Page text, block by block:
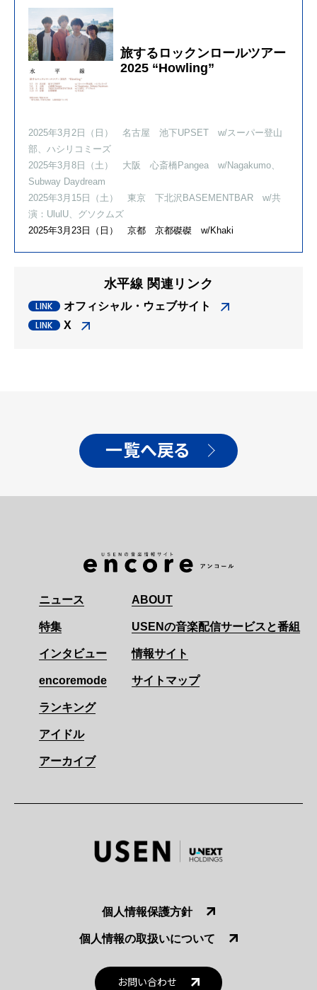
旅するロックンロールツアー
2025 “Howling”
2025年3月2日（日） 名古屋 池下UPSET w/スーパー登山
部、ハシリコミーズ
2025年3月8日（土） 大阪 心斎橋Pangea w/Nagakumo、
Subway Daydream
2025年3月15日（土） 東京 下北沢BASEMENTBAR w/共
演：UlulU、グソクムズ
2025年3 月 23 日（日） 京都 京都磔磔 w/Khaki
水平線 関連リンク
オフィシャル・ウェブサイト
X
一覧へ戻る
ニュース
特集
インタビュー
encoremode
ランキング
アイドル
アーカイブ
ABOUT
USENの音楽配信サービスと番組
情報サイト
サイトマップ
個人情報保護方針
個人情報の取扱いについて
お問い合わせ